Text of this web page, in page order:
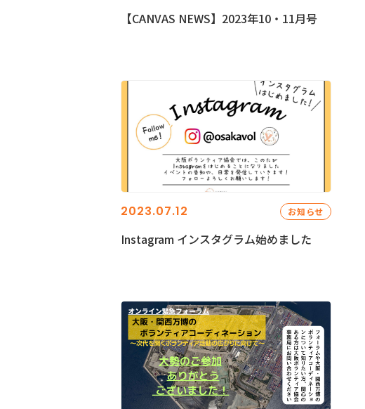
【CANVAS NEWS】2023年10・11月号
2023.07.12 お知らせ
Instagram インスタグラム始めました